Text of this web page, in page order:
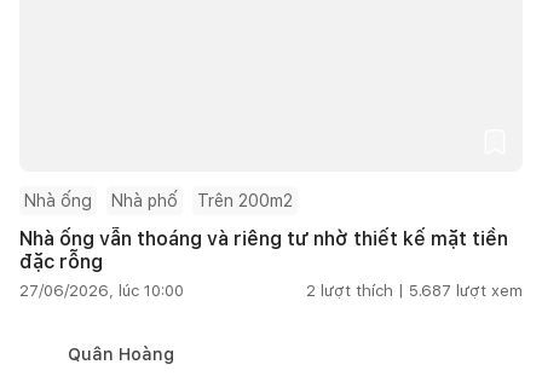
Nhà ống Nhà phố Trên 200m2
Nhà ống vẫn thoáng và riêng tư nhờ thiết kế mặt tiền
đặc rỗng
27/06/2026, lúc 10:00 2 lượt thích | 5.687 lượt xem
Quân Hoàng